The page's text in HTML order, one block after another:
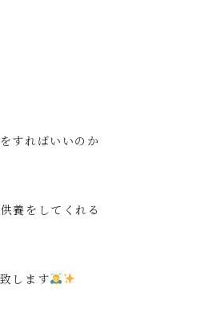
すればいいのか
養をしてくれる
します